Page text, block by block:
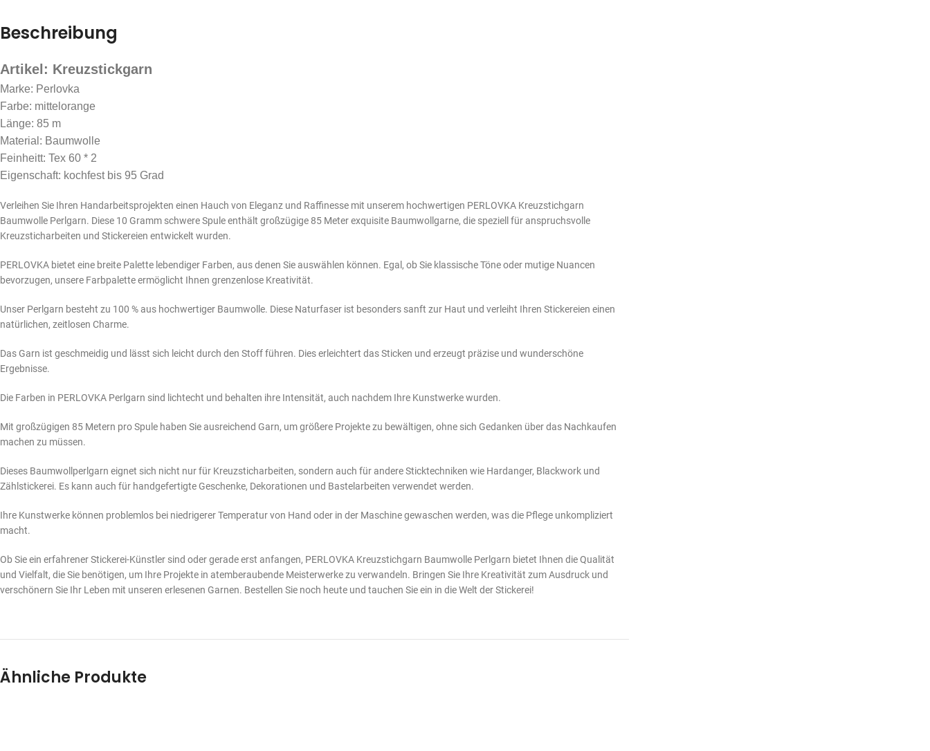
Beschreibung
Artikel: Kreuzstickgarn
Marke: Perlovka
Farbe: mittelorange
Länge: 85 m
Material: Baumwolle
Feinheitt: Tex 60 * 2
Eigenschaft: kochfest bis 95 Grad
Verleihen Sie Ihren Handarbeitsprojekten einen Hauch von Eleganz und Raffinesse mit unserem hochwertigen PERLOVKA Kreuzstichgarn
Baumwolle Perlgarn. Diese 10 Gramm schwere Spule enthält großzügige 85 Meter exquisite Baumwollgarne, die speziell für anspruchsvolle
Kreuzsticharbeiten und Stickereien entwickelt wurden.
PERLOVKA bietet eine breite Palette lebendiger Farben, aus denen Sie auswählen können. Egal, ob Sie klassische Töne oder mutige Nuancen
bevorzugen, unsere Farbpalette ermöglicht Ihnen grenzenlose Kreativität.
Unser Perlgarn besteht zu 100 % aus hochwertiger Baumwolle. Diese Naturfaser ist besonders sanft zur Haut und verleiht Ihren Stickereien einen
natürlichen, zeitlosen Charme.
Das Garn ist geschmeidig und lässt sich leicht durch den Stoff führen. Dies erleichtert das Sticken und erzeugt präzise und wunderschöne
Ergebnisse.
Die Farben in PERLOVKA Perlgarn sind lichtecht und behalten ihre Intensität, auch nachdem Ihre Kunstwerke wurden.
Mit großzügigen 85 Metern pro Spule haben Sie ausreichend Garn, um größere Projekte zu bewältigen, ohne sich Gedanken über das Nachkaufen
machen zu müssen.
Dieses Baumwollperlgarn eignet sich nicht nur für Kreuzsticharbeiten, sondern auch für andere Sticktechniken wie Hardanger, Blackwork und
Zählstickerei. Es kann auch für handgefertigte Geschenke, Dekorationen und Bastelarbeiten verwendet werden.
Ihre Kunstwerke können problemlos bei niedrigerer Temperatur von Hand oder in der Maschine gewaschen werden, was die Pflege unkompliziert
macht.
Ob Sie ein erfahrener Stickerei-Künstler sind oder gerade erst anfangen, PERLOVKA Kreuzstichgarn Baumwolle Perlgarn bietet Ihnen die Qualität
und Vielfalt, die Sie benötigen, um Ihre Projekte in atemberaubende Meisterwerke zu verwandeln. Bringen Sie Ihre Kreativität zum Ausdruck und
verschönern Sie Ihr Leben mit unseren erlesenen Garnen. Bestellen Sie noch heute und tauchen Sie ein in die Welt der Stickerei!
Ähnliche Produkte